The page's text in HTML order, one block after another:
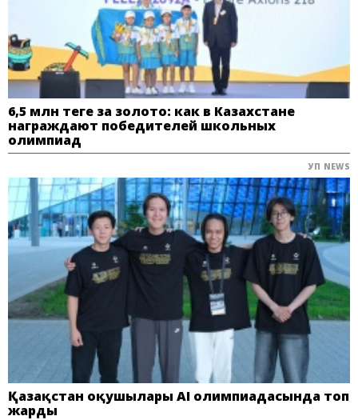
6,5 млн теңге за золото: как в Казахстане
награждают победителей школьных
олимпиад
УП NEWS
Қазақстан оқушылары AI олимпиадасында топ
жарды